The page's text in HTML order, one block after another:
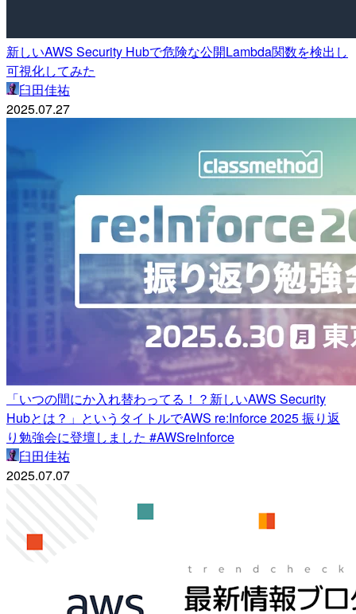
新しいAWS Security Hubで危険な公開Lambda関数を検出し
可視化してみた
臼田佳祐
2025.07.27
「いつの間にか入れ替わってる！？新しいAWS Security
Hubとは？」というタイトルでAWS re:Inforce 2025 振り返
り勉強会に登壇しました #AWSreInforce
臼田佳祐
2025.07.07